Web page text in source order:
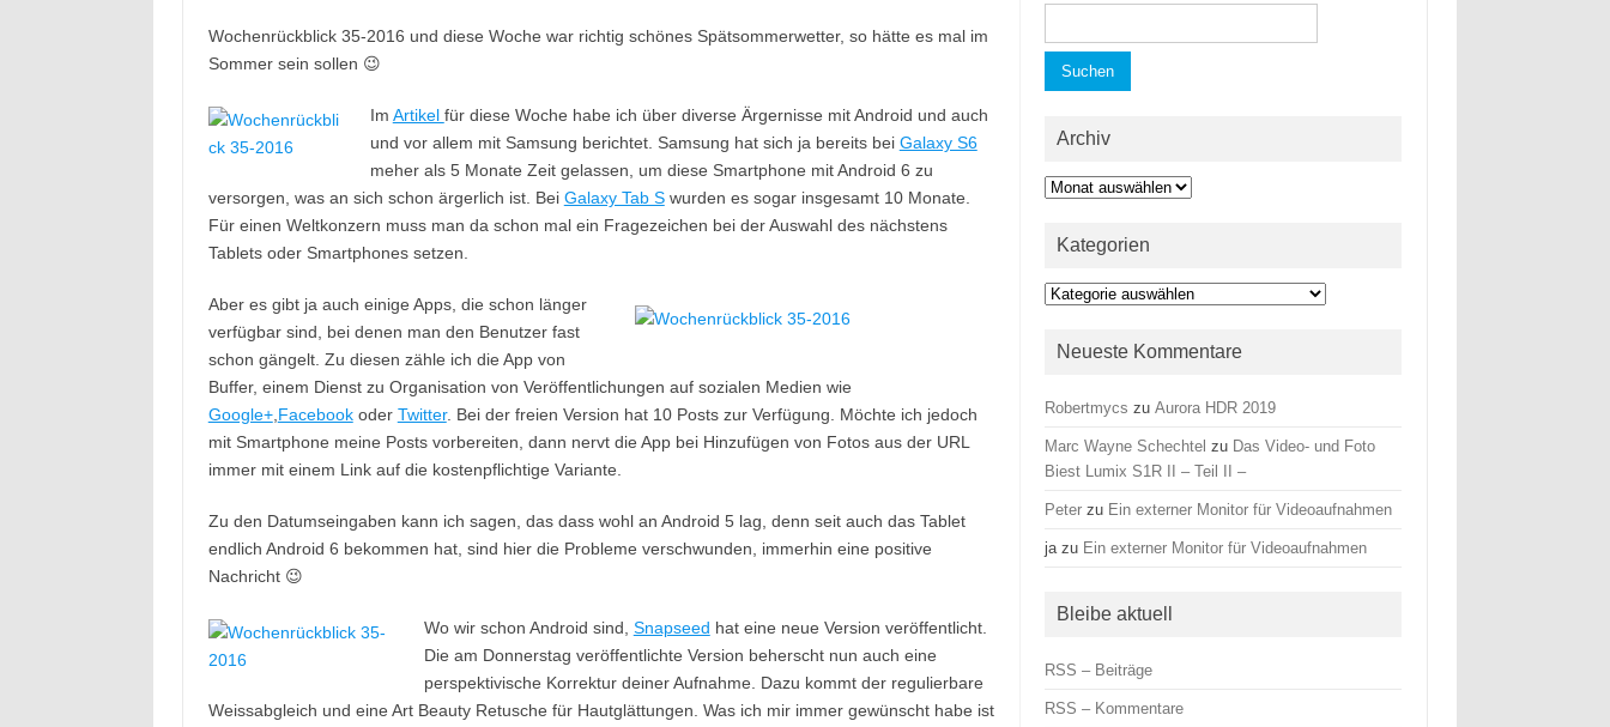
Wochenrückblick 35-2016 und diese Woche war richtig schönes Spätsommerwetter, so hätte es mal im
Sommer sein sollen 😉
Im Artikel für diese Woche habe ich über diverse Ärgernisse mit Android und auch
und vor allem mit Samsung berichtet. Samsung hat sich ja bereits bei Galaxy S6
meher als 5 Monate Zeit gelassen, um diese Smartphone mit Android 6 zu
versorgen, was an sich schon ärgerlich ist. Bei Galaxy Tab Swurden es sogar insgesamt 10 Monate.
Für einen Weltkonzern muss man da schon mal ein Fragezeichen bei der Auswahl des nächstens
Tablets oder Smartphones setzen.
Aber es gibt ja auch einige Apps, die schon länger
verfügbar sind, bei denen man den Benutzer fast
schon gängelt. Zu diesen zähle ich die App von
Buffer, einem Dienst zu Organisation von Veröffentlichungen auf sozialen Medien wie
Google+, Facebookoder Twitter. Bei der freien Version hat 10 Posts zur Verfügung. Möchte ich jedoch
mit Smartphone meine Posts vorbereiten, dann nervt die App bei Hinzufügen von Fotos aus der URL
immer mit einem Link auf die kostenpflichtige Variante.
Zu den Datumseingaben kann ich sagen, das dass wohl an Android 5 lag, denn seit auch das Tablet
endlich Android 6 bekommen hat, sind hier die Probleme verschwunden, immerhin eine positive
Nachricht 😉
Wo wir schon Android sind, Snapseed hat eine neue Version veröffentlicht.
Die am Donnerstag veröffentlichte Version beherscht nun auch eine
perspektivische Korrektur deiner Aufnahme. Dazu kommt der regulierbare
Weissabgleich und eine Art Beauty Retusche für Hautglättungen. Was ich mir immer gewünscht habe ist
nach:
Archiv
Archiv
Kategorien
Kategorien
Neueste Kommentare
Robertmycs zuAurora HDR 2019
Marc Wayne Schechtel zu Das Video- und Foto
Biest Lumix S1R II – Teil II –
Peter zu Ein externer Monitor für Videoaufnahmen
jazu Ein externer Monitor für Videoaufnahmen
Bleibe aktuell
RSS – Beiträge
RSS – Kommentare